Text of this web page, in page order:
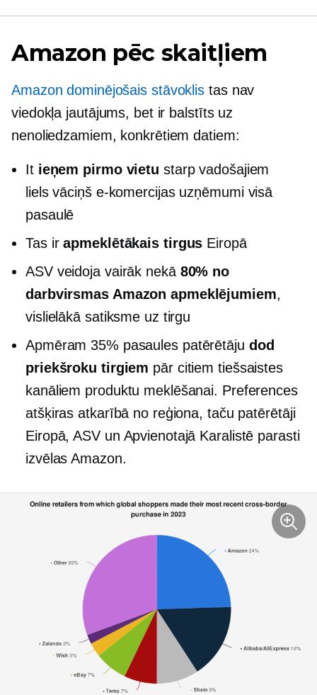
Amazon pēc skaitļiem
Amazon dominējošais stāvoklis tas nav
viedokļa jautājums, bet ir balstīts uz
nenoliedzamiem, konkrētiem datiem:
It ieņem pirmo vietu starp vadošajiem
liels vāciņše-komercijas uzņēmumi visā
pasaulē
Tas irapmeklētākais tirgus Eiropā
ASV veidoja vairāk nekā 80% no
darbvirsmas Amazon apmeklējumiem,
vislielākā satiksme uz tirgu
Apmēram 35% pasaules patērētāju dod
priekšroku tirgiem pār citiem tiešsaistes
kanāliem produktu meklēšanai. Preferences
atšķiras atkarībā no reģiona, taču patērētāji
Eiropā, ASV un Apvienotajā Karalistē parasti
izvēlas Amazon.